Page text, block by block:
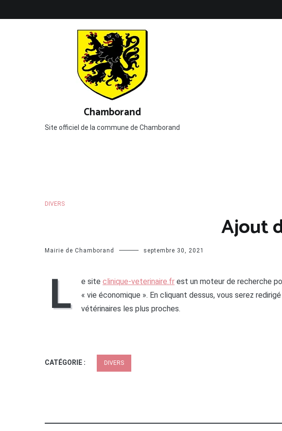
Chamborand
Site officiel de la commune de Chamborand
DIVERS
Ajout
Mairie de Chamborand septembre 30, 2021
L e site clinique-veterinaire.fr est un moteur de recherche
« vie économique ». En cliquant dessus, vous serez
vétérinaires les plus proches.
CATÉGORIE : DIVERS